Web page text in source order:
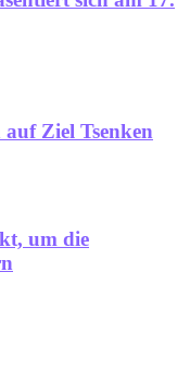
Ziel Tsenken
um die